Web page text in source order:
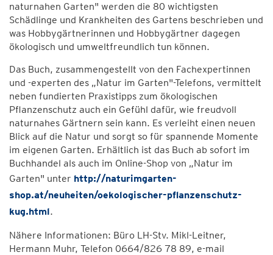
naturnahen Garten" werden die 80 wichtigsten
Schädlinge und Krankheiten des Gartens beschrieben und
was Hobbygärtnerinnen und Hobbygärtner dagegen
ökologisch und umweltfreundlich tun können.
Das Buch, zusammengestellt von den Fachexpertinnen
und -experten des „Natur im Garten"-Telefons, vermittelt
neben fundierten Praxistipps zum ökologischen
Pflanzenschutz auch ein Gefühl dafür, wie freudvoll
naturnahes Gärtnern sein kann. Es verleiht einen neuen
Blick auf die Natur und sorgt so für spannende Momente
im eigenen Garten. Erhältlich ist das Buch ab sofort im
Buchhandel als auch im Online-Shop von „Natur im
Garten" unter http://naturimgarten-
shop.at/neuheiten/oekologischer-pflanzenschutz-
kug.html.
Nähere Informationen: Büro LH-Stv. Mikl-Leitner,
Hermann Muhr, Telefon 0664/826 78 89, e-mail